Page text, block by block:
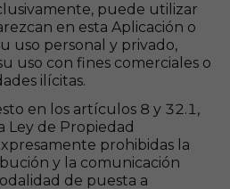
puede utilizar
en esta Aplicación o
uso personal y privado,
uso con fines comerciales o
ilícitas.
en los artículos 8 y 32.1,
Ley de Propiedad
prohibidas la
y la comunicación
de puesta a